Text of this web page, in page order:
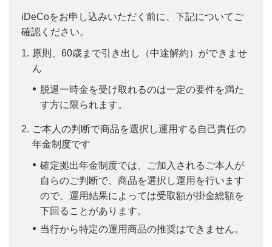
iDeCoをお申し込みいただく前に、下記についてご
確認ください。
原則、60歳まで引き出し（中途解約）ができませ
ん
脱退一時金を受け取れるのは一定の要件を満た
す方に限られます。
ご本人の判断で商品を選択し運用する自己責任の
年金制度です
確定拠出年金制度では、ご加入されるご本人が
自らのご判断で、商品を選択し運用を行います
ので、運用結果によっては受取額が掛金総額を
下回ることがあります。
当行から特定の運用商品の推奨はできません。